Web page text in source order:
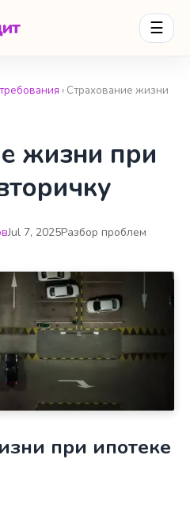
☰
› Страхование жизни
жизни при
Jul 7, 2025Разбор проблем
при ипотеке